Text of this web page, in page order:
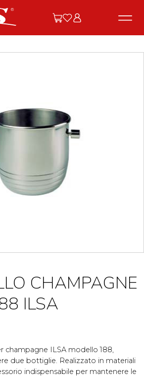
CHAMPAGNE
ILSA
champagne ILSA modello 188,
due bottiglie. Realizzato in materiali
indispensabile per mantenere le